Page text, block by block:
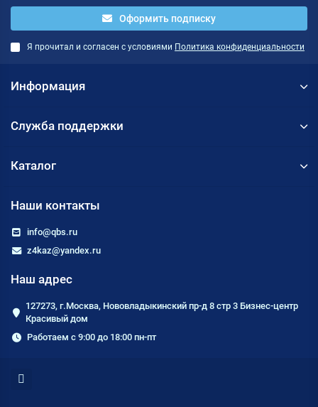
Оформить подписку
Я прочитал и согласен с условиями Политика конфиденциальности
Информация
Служба поддержки
Каталог
Наши контакты
info@qbs.ru
z4kaz@yandex.ru
Наш адрес
127273, г.Москва, Нововладыкинский пр-д 8 стр 3 Бизнес-центр
Красивый дом
Работаем с 9:00 до 18:00 пн-пт